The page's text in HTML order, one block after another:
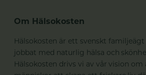
Om Hälsokosten
Hälsokosten är ett svenskt
jobbat med naturlig hälsa och
Hälsokosten drivs vi av vår vision om